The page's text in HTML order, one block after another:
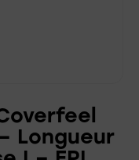
Longueur